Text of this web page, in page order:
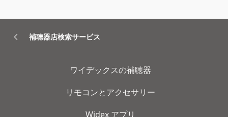
補聴器店検索サービス
ワイデックスの補聴器
リモコンとアクセサリー
Widex アプリ